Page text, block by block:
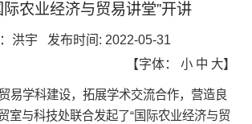
际农业经济与贸易讲堂”开讲
洪宇 发布时间: 2022-05-31
【字体： 小 中 大】
易学科建设，拓展学术交流合作，营造良
室与科技处联合发起了“国际农业经济与贸